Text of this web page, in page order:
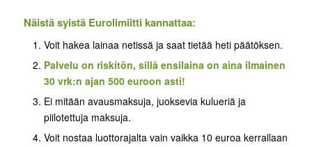
Näistä syistä Eurolimiitti kannattaa:
Voit hakea lainaa netissä ja saat tietää heti päätöksen.
Palvelu on riskitön, sillä ensilaina on aina ilmainen
30 vrk:n ajan 500 euroon asti!
Ei mitään avausmaksuja, juoksevia kulueriä ja
piilotettuja maksuja.
Voit nostaa luottorajalta vain vaikka 10 euroa kerrallaan